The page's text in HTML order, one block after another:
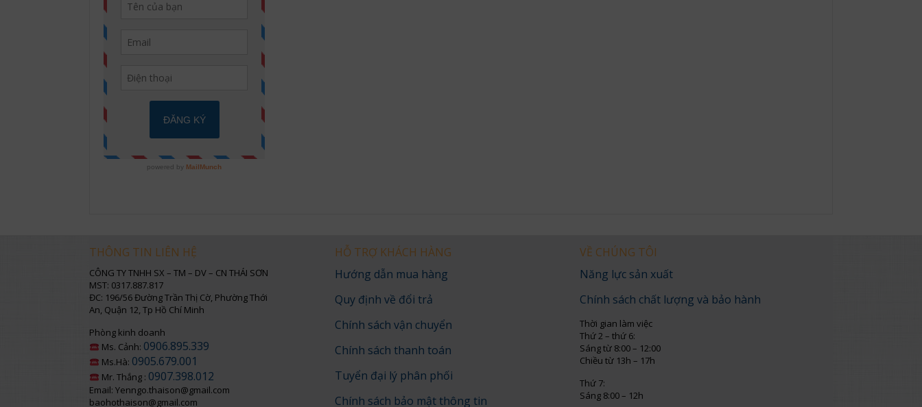
THÔNG TIN LIÊN HỆ
CÔNG TY TNHH SX – TM – DV – CN THÁI SƠN
MST: 0317.887.817
ĐC: 196/56 Đường Trần Thị Cờ, Phường Thới
An, Quận 12, Tp Hồ Chí Minh
Phòng kinh doanh
Ms. Cảnh: 0906.895.339
Ms.Hà: 0905.679.001
Mr. Thắng : 0907.398.012
Email: Yenngo.thaison@gmail.com
baohothaison@gmail.com
HỖ TRỢ KHÁCH HÀNG
Hướng dẫn mua hàng
Quy định về đổi trả
Chính sách vận chuyển
Chính sách thanh toán
Tuyển đại lý phân phối
Chính sách bảo mật thông tin
VỀ CHÚNG TÔI
Năng lực sản xuất
Chính sách chất lượng và bảo hành
Thời gian làm việc
Thứ 2 – thứ 6:
Sáng từ 8:00 – 12:00
Chiều từ 13h – 17h
Thứ 7:
Sáng 8:00 – 12h